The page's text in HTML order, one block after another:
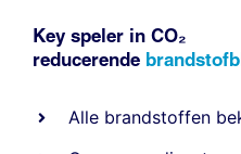
Key speler in CO₂
reducerende
Alle brandstoffen